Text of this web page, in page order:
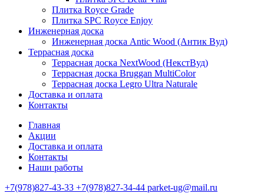
Плитка Royce Grade
Плитка SPC Royce Enjoy
Инженерная доска
Инженерная доска Antic Wood (Антик Вуд)
Террасная доска
Террасная доска NextWood (НекстВуд)
Террасная доска Bruggan MultiColor
Террасная доска Legro Ultra Naturale
Доставка и оплата
Контакты
Главная
Акции
Доставка и оплата
Контакты
Наши работы
+7(978)827-43-33 +7(978)827-34-44 parket-ug@mail.ru